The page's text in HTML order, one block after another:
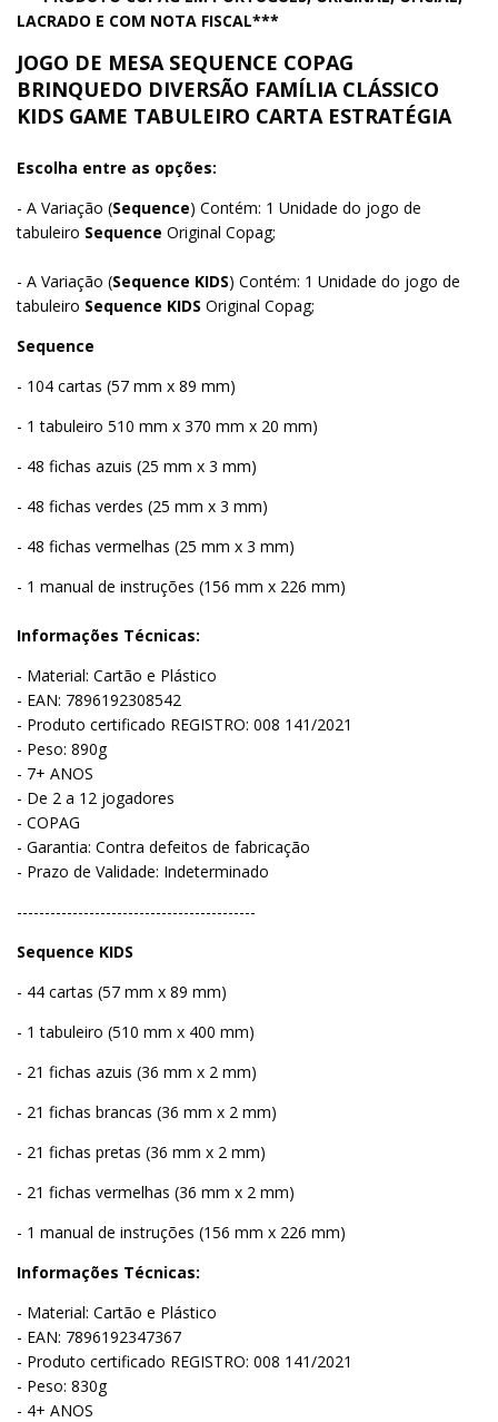
LACRADO E COM NOTA FISCAL***
JOGO DE MESA SEQUENCE COPAG
BRINQUEDO DIVERSÃO FAMÍLIA CLÁSSICO
KIDS GAME TABULEIRO CARTA ESTRATÉGIA
Escolha entre as opções:
- A Variação (Sequence) Contém: 1 Unidade do jogo de
tabuleiro Sequence Original Copag;
- A Variação (Sequence KIDS) Contém: 1 Unidade do jogo de
tabuleiro Sequence KIDS Original Copag;
Sequence
- 104 cartas (57 mm x 89 mm)
- 1 tabuleiro 510 mm x 370 mm x 20 mm)
- 48 fichas azuis (25 mm x 3 mm)
- 48 fichas verdes (25 mm x 3 mm)
- 48 fichas vermelhas (25 mm x 3 mm)
- 1 manual de instruções (156 mm x 226 mm)
Informações Técnicas:
- Material: Cartão e Plástico
- EAN: 7896192308542
- Produto certificado REGISTRO: 008 141/2021
- Peso: 890g
- 7+ ANOS
- De 2 a 12 jogadores
- COPAG
- Garantia: Contra defeitos de fabricação
- Prazo de Validade: Indeterminado
-------------------------------------------
Sequence KIDS
- 44 cartas (57 mm x 89 mm)
- 1 tabuleiro (510 mm x 400 mm)
- 21 fichas azuis (36 mm x 2 mm)
- 21 fichas brancas (36 mm x 2 mm)
- 21 fichas pretas (36 mm x 2 mm)
- 21 fichas vermelhas (36 mm x 2 mm)
- 1 manual de instruções (156 mm x 226 mm)
Informações Técnicas:
- Material: Cartão e Plástico
- EAN: 7896192347367
- Produto certificado REGISTRO: 008 141/2021
- Peso: 830g
- 4+ ANOS